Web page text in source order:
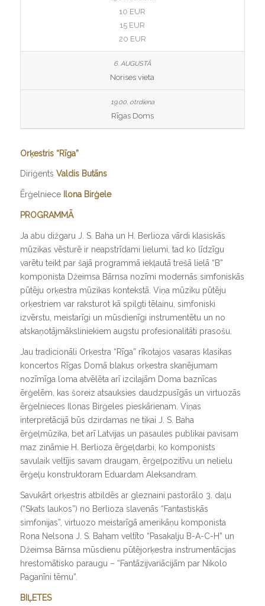
10 EUR
15 EUR
20 EUR
Norises vieta
Rīgas Doms
Orķestris “Rīga”
Diriģents Valdis Butāns
Ērģelniece Ilona Birģele
PROGRAMMĀ
Ja abu dižgaru J. S. Baha un H. Berlioza vārdi klasiskās
mūzikas vēsturē ir neapstrīdami lielumi, tad ko līdzīgu
varētu teikt par šajā programmā iekļautā trešā lielā “B”
komponista Džeimsa Bārnsa nozīmi modernās simfoniskās
pūtēju orķestra mūzikas kontekstā. Viņa mūziku pūtēju
orķestriem var raksturot kā spilgti tēlainu, simfoniski
izvērstu, meistarīgi un mūsdienīgi instrumentētu un no
atskaņotājmāksliniekiem augstu profesionalitāti prasošu.
Jau tradicionāli Orķestra “Rīga” rīkotajos vasaras klasikas
koncertos Rīgas Domā blakus orķestra skanējumam
nozīmīga loma atvēlēta arī izcilajām Doma baznīcas
ērģelēm, kas šoreiz atsauksies daudzpusīgās un virtuozās
ērģelnieces Ilonas Birģeles pieskārienam. Viņas
interpretācijā būs dzirdamas ne tikai J. S. Baha
ērģeļmūzika, bet arī Latvijas un pasaules publikai pavisam
maz zināmie H. Berlioza ērģeļdarbi, ko komponists
savulaik veltījis savam draugam, ērģeļpozitīvu un nelielu
ērģeļu konstruktoram Eduardam Aleksandram.
Savukārt orķestris atbildēs ar gleznaini pastorālo 3. daļu
(“Skats laukos”) no Berlioza slavenās “Fantastiskās
simfonijas”, virtuozo meistarīgā amerikāņu komponista
Rona Nelsona J. S. Baham veltīto “Pasakalju B-A-C-H” un
Džeimsa Bārnsa mūsdienu pūtējorķestra instrumentācijas
hrestomātisko paraugu – “Fantāzijvariācijām par Nikolo
Paganīni tēmu”.
BIĻETES